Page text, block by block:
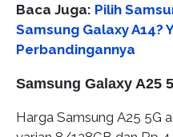
Baca Juga: Pilih
Samsung Galaxy A14?
Perbandingannya
Samsung Galaxy A25
Harga Samsung A25 5G